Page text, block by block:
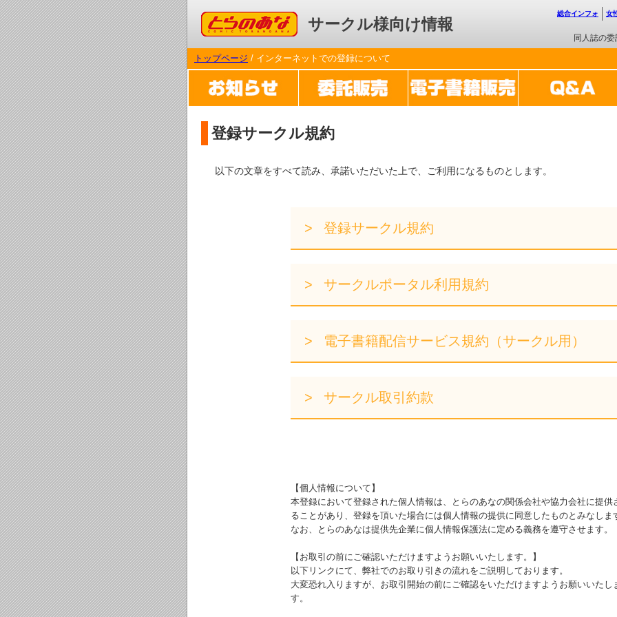
コミックとらのあな サークル様向け情報
同人誌の委
総合インフォ 女
トップページ / インターネットでの登録について
登録サークル規約
以下の文章をすべて読み、承諾いただいた上で、ご利用になるものとします。
登録サークル規約
サークルポータル利用規約
電子書籍配信サービス規約（サークル用）
サークル取引約款
【個人情報について】
本登録において登録された個人情報は、とらのあなの関係会社や協力会社に提供
ることがあり、登録を頂いた場合には個人情報の提供に同意したものとみなしま
なお、とらのあなは提供先企業に個人情報保護法に定める義務を遵守させます。
【お取引の前にご確認いただけますようお願いいたします。】
以下リンクにて、弊社でのお取り引きの流れをご説明しております。
大変恐れ入りますが、お取引開始の前にご確認をいただけますようお願いいたし
す。